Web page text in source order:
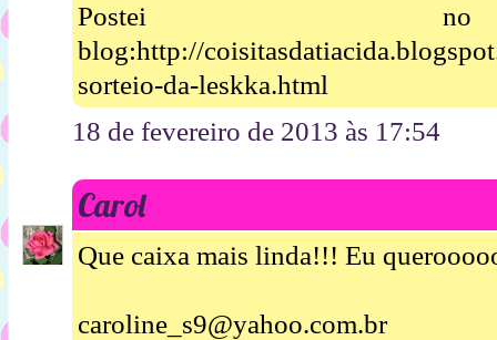
Postei
blog:http://
sorteio-da-leskka.html
18 de fevereiro de 2013 às 17:54
Carol
Que caixa mais linda!!! Eu
caroline_s9@yahoo.com.br